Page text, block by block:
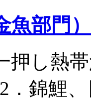
部門）
押し熱
錦鯉、